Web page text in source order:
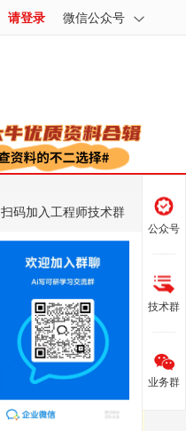
请登录 微信公众号
公众号
技术群
扫码加入工程师技术群
业务群